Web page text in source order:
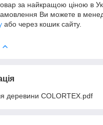
за найкращою ціною в
Ви можете в
або через кошик сайту.
деревини COLORTEX.pdf